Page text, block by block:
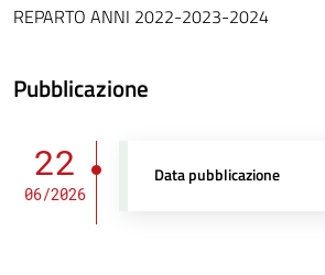
REPARTO ANNI 2022-2023-2024
Pubblicazione
22
06/2026
Data pubblicazione